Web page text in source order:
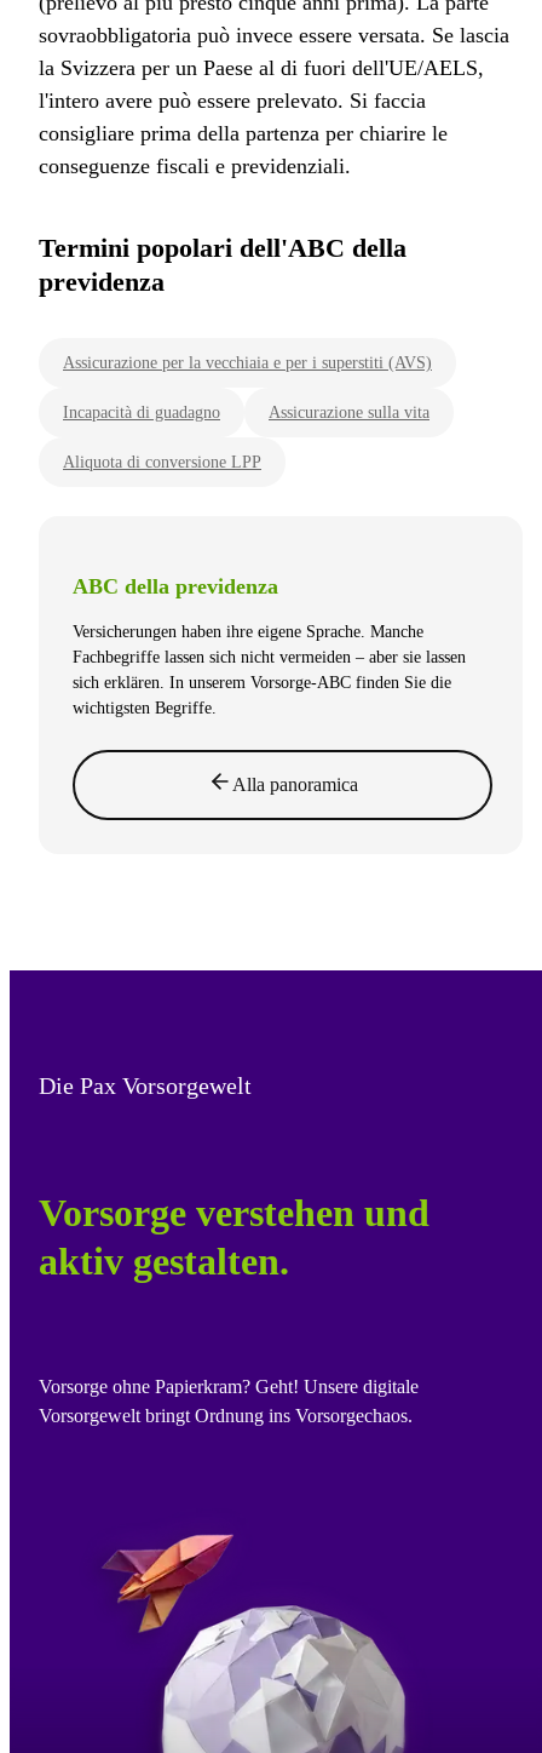
sovraobbligatoria può invece essere versata. Se lascia
la Svizzera per un Paese al di fuori dell'UE/AELS,
l'intero avere può essere prelevato. Si faccia
consigliare prima della partenza per chiarire le
conseguenze fiscali e previdenziali.
Termini popolari dell'ABC della
previdenza
Assicurazione per la vecchiaia e per i superstiti (AVS)
Incapacità di guadagno Assicurazione sulla vita
Aliquota di conversione LPP
ABC della previdenza
Versicherungen haben ihre eigene Sprache. Manche
Fachbegriffe lassen sich nicht vermeiden – aber sie lassen
sich erklären. In unserem Vorsorge-ABC finden Sie die
wichtigsten Begriffe.
Alla panoramica
Die Pax Vorsorgewelt
Vorsorge verstehen und
aktiv gestalten.
Vorsorge ohne Papierkram? Geht! Unsere digitale
Vorsorgewelt bringt Ordnung ins Vorsorgechaos.